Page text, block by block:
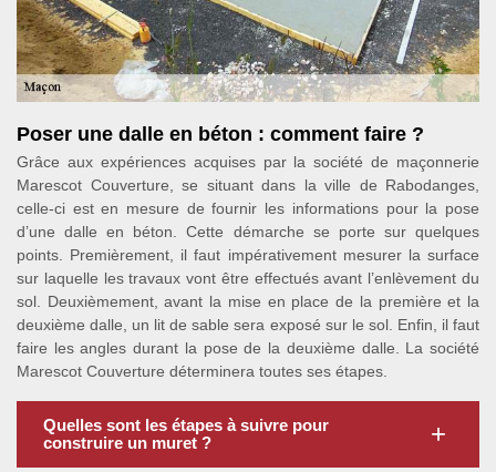
Poser une dalle en béton : comment faire ?
Grâce aux expériences acquises par la société de maçonnerie
Marescot Couverture, se situant dans la ville de Rabodanges,
celle-ci est en mesure de fournir les informations pour la pose
d’une dalle en béton. Cette démarche se porte sur quelques
points. Premièrement, il faut impérativement mesurer la surface
sur laquelle les travaux vont être effectués avant l’enlèvement du
sol. Deuxièmement, avant la mise en place de la première et la
deuxième dalle, un lit de sable sera exposé sur le sol. Enfin, il faut
faire les angles durant la pose de la deuxième dalle. La société
Marescot Couverture déterminera toutes ses étapes.
Quelles sont les étapes à suivre pour
construire un muret ?